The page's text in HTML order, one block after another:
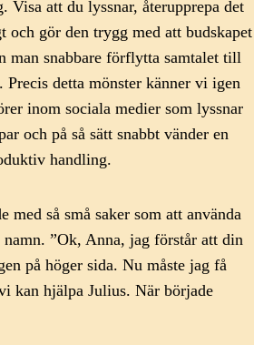
Visa att du lyssnar, återupprepa det
och gör den trygg med att budskapet
man snabbare förflytta samtalet till
detta mönster känner vi igen
inom sociala medier som lyssnar
och på så sätt snabbt vänder en
handling.
med så små saker som att använda
namn. ”Ok, Anna, jag förstår att din
på höger sida. Nu måste jag få
kan hjälpa Julius. När började